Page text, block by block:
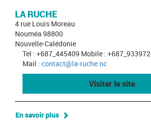
LA RUCHE
4 rue Louis Moreau
Nouméa 98800
Nouvelle-Calédonie
Tel : +687_445409 Mobile : +687_933972
Mail : contact@la-ruche.nc
Visiter le site
En savoir plus